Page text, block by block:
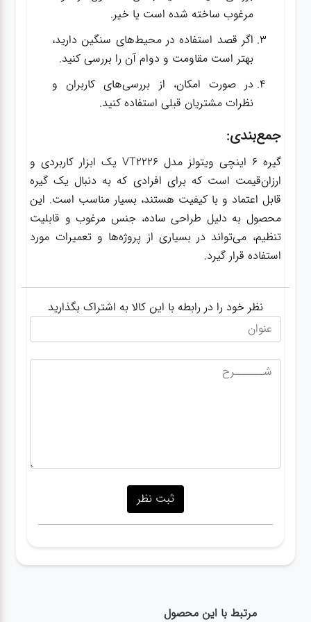
مرغوب ساخته شده است یا خیر.
اگر قصد استفاده در محیط‌های سنگین دارید،
بهتر است مقاومت و دوام آن را بررسی کنید.
در صورت امکان، از بررسی‌های کاربران و
نظرات مشتریان قبلی استفاده کنید.
جمع‌بندی:
گیره 6 اینچی ویتولز مدل VT2226 یک ابزار کاربردی و
ارزان‌قیمت است که برای افرادی که به دنبال یک گیره
قابل اعتماد و با کیفیت هستند، بسیار مناسب است. این
محصول به دلیل طراحی ساده، جنس مرغوب و قابلیت
تنظیم، می‌تواند در بسیاری از پروژه‌ها و تعمیرات مورد
استفاده قرار گیرد.
نظر خود را در رابطه با این کالا به اشتراک بگذارید
مرتبط با این محصول